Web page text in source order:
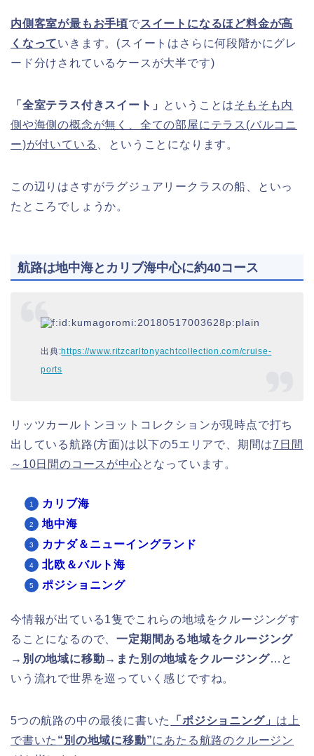
内側客室が最もお手頃でスイートになるほど料金が高
くなっていきます。(スイートはさらに何段階かにグレ
ード分けされているケースが大半です)
「全室テラス付きスイート」 ということはそもそも内
側や海側の概念が無く、全ての部屋にテラス(バルコニ
ー)が付いている
、ということになります。
この辺りはさすがラグジュアリークラスの船、といっ
たところでしょうか。
航路は地中海とカリブ海中心に約40コース
出典:https://www.ritzcarltonyachtcollection.com/cruise-
ports
リッツカールトンヨットコレクションが現時点で打ち
出している航路(方面)は以下の5エリアで、期間は7日間
～10日間のコースが中心となっています。
カリブ海
地中海
カナダ＆ニューイングランド
北欧＆バルト海
ポジショニング
今情報が出ている1隻でこれらの地域をクルージングす
ることになるので、一定期間ある地域をクルージング
→別の地域に移動→また別の地域をクルージング…と
いう流れで世界を巡っていく感じですね。
5つの航路の中の最後に書いた 「ポジショニング」 は上
で書いた “別の地域に移動”にあたる航路のクルージン